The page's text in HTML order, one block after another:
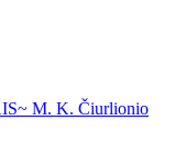
M. K. Čiurlionio